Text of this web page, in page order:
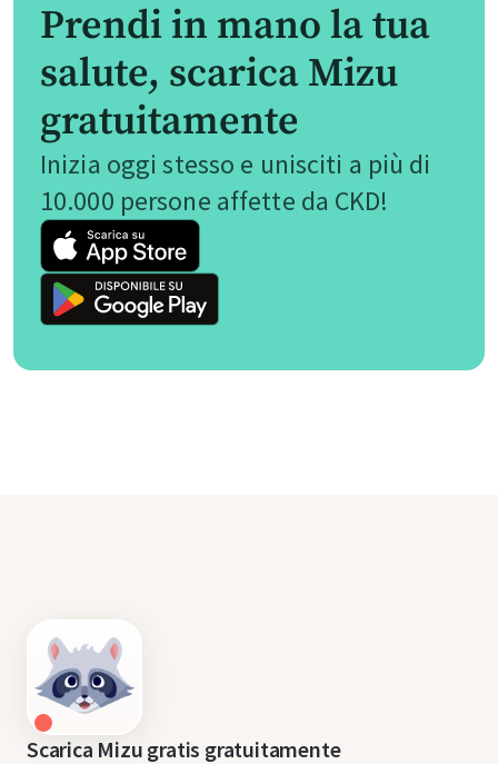
Prendi in mano la tua
salute, scarica Mizu
gratuitamente
Inizia oggi stesso e unisciti a più di
10.000 persone affette da CKD!
Scarica Mizu gratis gratuitamente